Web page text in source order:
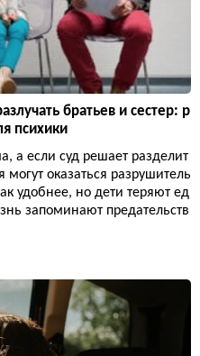
братьев и сестер: р
психики
а если суд решает разделит
могут оказаться разрушитель
удобнее, но дети теряют ед
запоминают предательств